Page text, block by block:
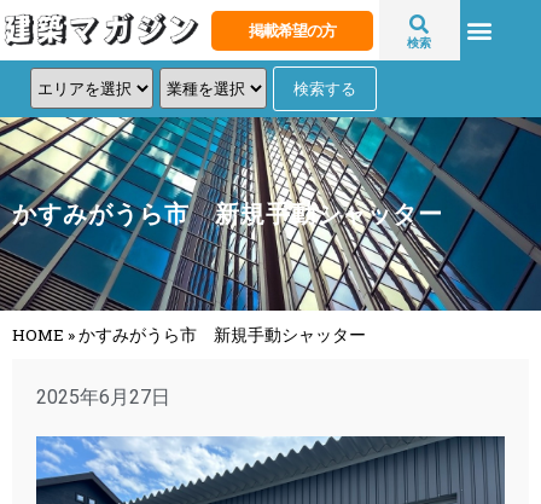
掲載希望の方
検索
かすみがうら市 新規手動シャッター
HOME »かすみがうら市 新規手動シャッター
2025年6月27日